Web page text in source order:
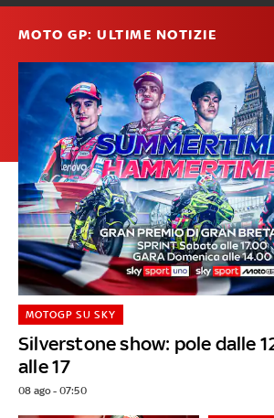
MOTO GP: ULTIME NOTIZIE
Silverstone show: pole dalle
alle 17
MOTOGP SU SKY
08 ago - 07:50